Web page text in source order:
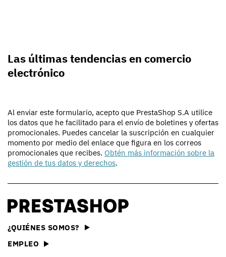
Las últimas tendencias en comercio
electrónico
Al enviar este formulario, acepto que PrestaShop S.A utilice
los datos que he facilitado para el envío de boletines y ofertas
promocionales. Puedes cancelar la suscripción en cualquier
momento por medio del enlace que figura en los correos
promocionales que recibes. Obtén más información sobre la
gestión de tus datos y derechos.
¿QUIÉNES SOMOS?
EMPLEO